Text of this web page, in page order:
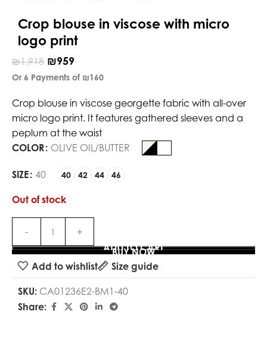
ContentCrop blouse in viscose with micro
logo print
₪1,918 ₪959
Or 6 Payments of ₪160
Crop blouse in viscose georgette fabric with all-over
micro logo print. It features gathered sleeves and a
peplum at the waist
COLOR OLIVE OIL/BUTTER
SIZE 40 40 42 44 46
Out of stock
ADD TO CART
BUY NOW
Add to wishlist
Size guide
SKU: CA01236E2-BM1-40
Share: